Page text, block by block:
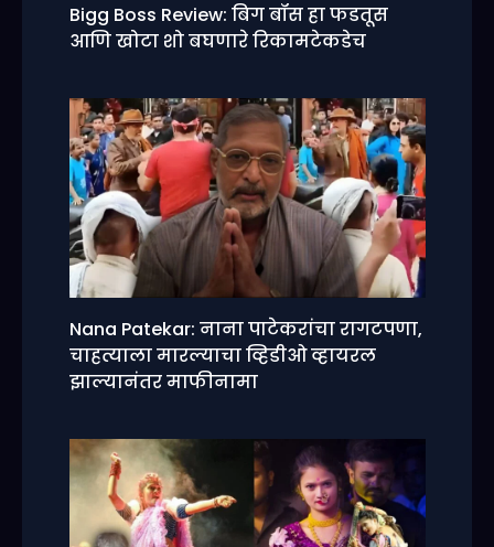
Bigg Boss Review: बिग बॉस हा फडतूस
आणि खोटा शो बघणारे रिकामटेकडेच
Nana Patekar: नाना पाटेकरांचा रागटपणा,
चाहत्याला मारल्याचा व्हिडीओ व्हायरल
झाल्यानंतर माफीनामा